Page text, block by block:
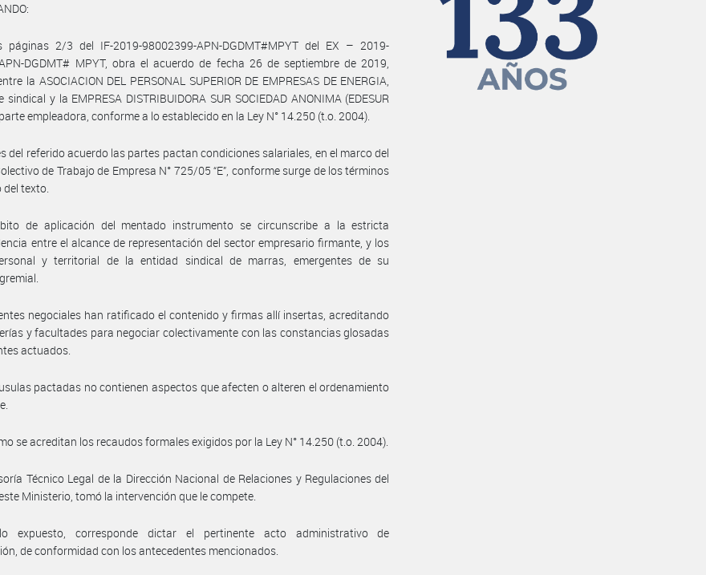
páginas 2/3 del IF-2019-98002399-APN-DGDMT#MPYT del EX­ ­– 2019-
DGDMT# MPYT, obra el acuerdo de fecha 26 de septiembre de 2019,
la ASOCIACION DEL PERSONAL SUPERIOR DE EMPRESAS DE ENERGIA,
y la EMPRESA DISTRIBUIDORA SUR SOCIEDAD ANONIMA (EDESUR
empleadora, conforme a lo establecido en la Ley N° 14.250 (t.o. 2004).
del referido acuerdo las partes pactan condiciones salariales, en el marco del
de Trabajo de Empresa N° 725/05 “E”, conforme surge de los términos
del texto.
de aplicación del mentado instrumento se circunscribe a la estricta
entre el alcance de representación del sector empresario firmante, y los
y territorial de la entidad sindical de marras, emergentes de su
negociales han ratificado el contenido y firmas allí insertas, acreditando
y facultades para negociar colectivamente con las constancias glosadas
actuados.
pactadas no contienen aspectos que afecten o alteren el ordenamiento
se acreditan los recaudos formales exigidos por la Ley N° 14.250 (t.o. 2004).
Técnico Legal de la Dirección Nacional de Relaciones y Regulaciones del
Ministerio, tomó la intervención que le compete.
expuesto, corresponde dictar el pertinente acto administrativo de
de conformidad con los antecedentes mencionados.